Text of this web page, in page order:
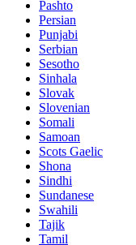
Pashto
Persian
Punjabi
Serbian
Sesotho
Sinhala
Slovak
Slovenian
Somali
Samoan
Scots Gaelic
Shona
Sindhi
Sundanese
Swahili
Tajik
Tamil